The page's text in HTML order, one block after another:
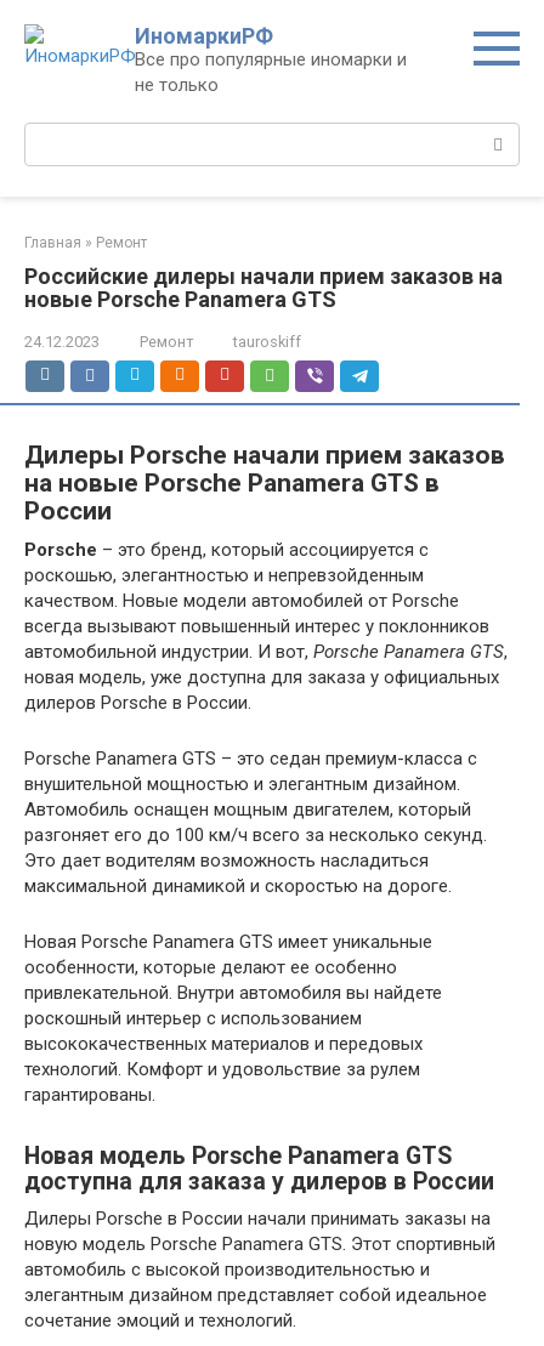
контенту
ИномаркиРФ
Все про популярные иномарки и
не только
Поиск:
Главная » Ремонт
Российские дилеры начали прием заказов на
новые Porsche Panamera GTS
24.12.2023 Ремонт tauroskiff
Дилеры Porsche начали прием заказов
на новые Porsche Panamera GTS в
России
Porsche – это бренд, который ассоциируется с
роскошью, элегантностью и непревзойденным
качеством. Новые модели автомобилей от Porsche
всегда вызывают повышенный интерес у поклонников
автомобильной индустрии. И вот, Porsche Panamera GTS,
новая модель, уже доступна для заказа у официальных
дилеров Porsche в России.
Porsche Panamera GTS – это седан премиум-класса с
внушительной мощностью и элегантным дизайном.
Автомобиль оснащен мощным двигателем, который
разгоняет его до 100 км/ч всего за несколько секунд.
Это дает водителям возможность насладиться
максимальной динамикой и скоростью на дороге.
Новая Porsche Panamera GTS имеет уникальные
особенности, которые делают ее особенно
привлекательной. Внутри автомобиля вы найдете
роскошный интерьер с использованием
высококачественных материалов и передовых
технологий. Комфорт и удовольствие за рулем
гарантированы.
Новая модель Porsche Panamera GTS
доступна для заказа у дилеров в России
Дилеры Porsche в России начали принимать заказы на
новую модель Porsche Panamera GTS. Этот спортивный
автомобиль с высокой производительностью и
элегантным дизайном представляет собой идеальное
сочетание эмоций и технологий.